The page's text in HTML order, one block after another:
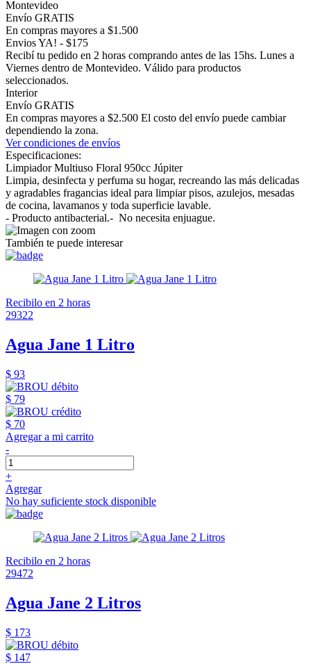
Montevideo
Envío GRATIS
En compras mayores a $1.500
Envios YA! - $175
Recibí tu pedido en 2 horas comprando antes de las 15hs. Lunes a
Viernes dentro de Montevideo. Válido para productos
seleccionados.
Interior
Envío GRATIS
En compras mayores a $2.500 El costo del envío puede cambiar
dependiendo la zona.
Ver condiciones de envíos
Especificaciones:
Limpiador Multiuso Floral 950cc Júpiter
Limpia, desinfecta y perfuma su hogar, recreando las más delicadas
y agradables fragancias ideal para limpiar pisos, azulejos, mesadas
de cocina, lavamanos y toda superficie lavable.
- Producto antibacterial.- No necesita enjuague.
También te puede interesar
Recibilo en 2 horas
29322
Agua Jane 1 Litro
$ 93
$ 79
$ 70
Agregar a mi carrito
-
+
Agregar
No hay suficiente stock disponible
Recibilo en 2 horas
29472
Agua Jane 2 Litros
$ 173
$ 147